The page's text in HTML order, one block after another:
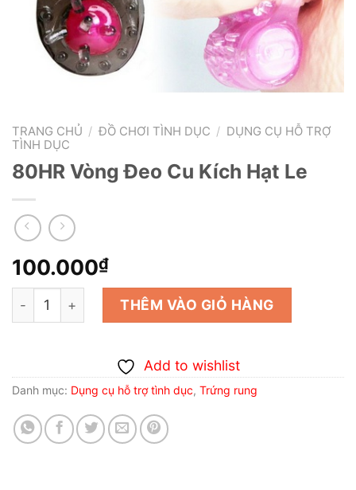
TRANG CHỦ / ĐỒ CHƠI TÌNH DỤC / DỤNG CỤ HỖ TRỢ
TÌNH DỤC
80HR Vòng Đeo Cu Kích Hạt Le
100.000₫
80HR Vòng Đeo Cu Kích Hạt Le số lượng
THÊM VÀO GIỎ HÀNG
Add to wishlist
Danh mục: Dụng cụ hỗ trợ tình dục, Trứng rung